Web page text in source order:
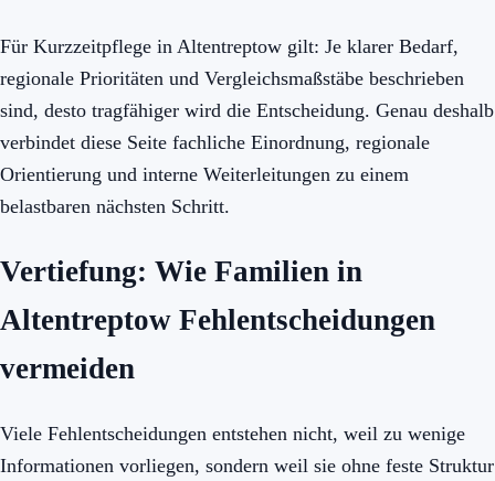
Für Kurzzeitpflege in Altentreptow gilt: Je klarer Bedarf,
regionale Prioritäten und Vergleichsmaßstäbe beschrieben
sind, desto tragfähiger wird die Entscheidung. Genau deshalb
verbindet diese Seite fachliche Einordnung, regionale
Orientierung und interne Weiterleitungen zu einem
belastbaren nächsten Schritt.
Vertiefung: Wie Familien in
Altentreptow Fehlentscheidungen
vermeiden
Viele Fehlentscheidungen entstehen nicht, weil zu wenige
Informationen vorliegen, sondern weil sie ohne feste Struktur